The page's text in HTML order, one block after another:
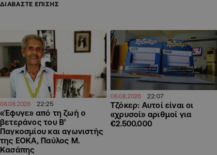
ΔΙΑΒΑΣΤΕ ΕΠΙΣΗΣ
06.08.2026 22:25
«Έφυγε» από τη ζωή ο
βετεράνος του Β’
Παγκοσμίου και αγωνιστής
της ΕΟΚΑ, Παύλος Μ.
Κασάπης
06.08.2026 22:07
Τζόκερ: Αυτοί είναι οι
«χρυσοί» αριθμοί για
€2.500.000